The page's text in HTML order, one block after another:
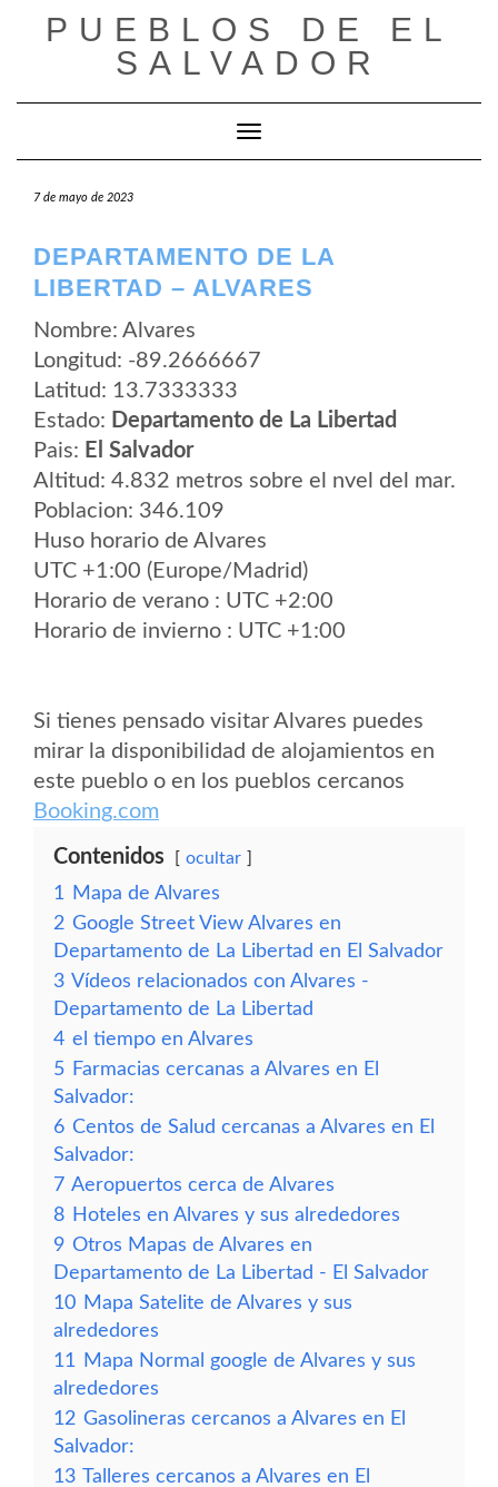
PUEBLOS DE EL
SALVADOR
Cambiar modo de navegación
7 de mayo de 2023
DEPARTAMENTO DE LA
LIBERTAD – ALVARES
Nombre: Alvares
Longitud: -89.2666667
Latitud: 13.7333333
Estado: Departamento de La Libertad
Pais: El Salvador
Altitud: 4.832 metros sobre el nvel del mar.
Poblacion: 346.109
Huso horario de Alvares
UTC +1:00 (Europe/Madrid)
Horario de verano : UTC +2:00
Horario de invierno : UTC +1:00
Si tienes pensado visitar Alvares puedes
mirar la disponibilidad de alojamientos en
este pueblo o en los pueblos cercanos
Booking.com
Contenidos ocultar
1
Mapa de Alvares
2 Google Street View Alvares en
Departamento de La Libertad en El Salvador
3 Vídeos relacionados con Alvares -
Departamento de La Libertad
4 el tiempo en Alvares
5 Farmacias cercanas a Alvares en El
Salvador:
6 Centos de Salud cercanas a Alvares en El
Salvador:
7 Aeropuertos cerca de Alvares
8 Hoteles en Alvares y sus alrededores
9 Otros Mapas de Alvares en
Departamento de La Libertad - El Salvador
10 Mapa Satelite de Alvares y sus
alrededores
11
Mapa Normal google de Alvares y sus
alrededores
12 Gasolineras cercanos a Alvares en El
Salvador:
13 Talleres cercanos a Alvares en El